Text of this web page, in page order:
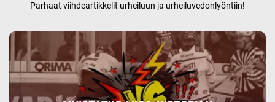
Parhaat viihdeartikkelit urheiluun ja urheiluvedonlyöntiin!